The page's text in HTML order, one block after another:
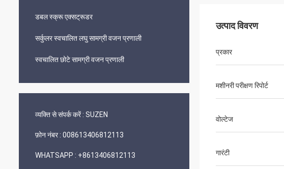
डबल स्क्रू एक्सट्रूडर
सर्कुलर स्वचालित लघु सामग्री वजन प्रणाली
स्वचालित छोटे सामग्री वजन प्रणाली
व्यक्ति से संपर्क करें : SUZEN
फ़ोन नंबर : 008613406812113
WHATSAPP : +8613406812113
उत्पाद विवरण
प्रकार
मशीनरी परीक्षण रिपोर्ट
वोल्टेज
गारंटी